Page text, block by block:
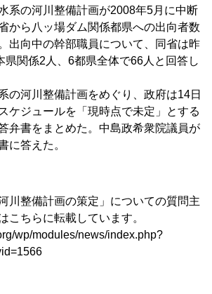
系の河川整備計画が2008年5月に中断
から八ッ場ダム関係都県への出向者数
出向中の幹部職員について、同省は昨
県関係2人、6都県全体で66人と回答し
の河川整備計画をめぐり、政府は14日
ケジュールを「現時点で未定」とする
弁書をまとめた。中島政希衆院議員が
に答えた。
川整備計画の策定」についての質問主
こちらに転載しています。
wp/modules/news/index.php?